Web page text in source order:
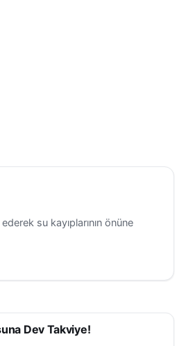
su kayıplarının önüne
Dev Takviye!